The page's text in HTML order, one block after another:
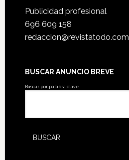
Publicidad profesional
696 609 158
redaccion@revistatodo.com
BUSCAR ANUNCIO BREVE
Buscar por palabra clave